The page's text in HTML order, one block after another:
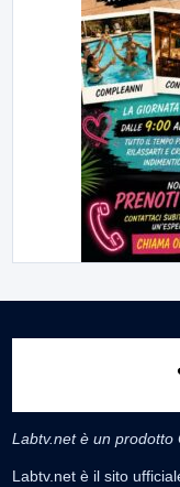
Labtv.net è un prodotto
Labtv.net è il sito